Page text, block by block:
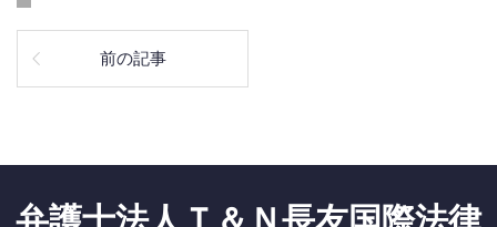
前の記事
弁護士法人Ｔ＆Ｎ長友国際法律